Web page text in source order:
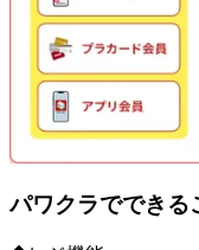
パワクラでできる